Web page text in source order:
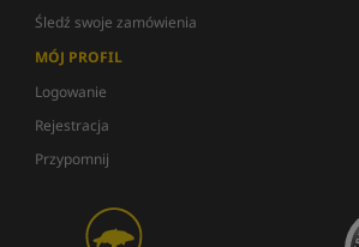
Śledź swoje zamówienia
MÓJ PROFIL
Logowanie
Rejestracja
Przypomnij